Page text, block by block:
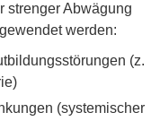
strenger Abwägung
werden:
(z.
(systemischer